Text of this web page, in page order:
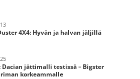
4X4: Hyvän ja halvan jäljillä
Dacian jättimalli testissä – Bigster
riman korkeammalle